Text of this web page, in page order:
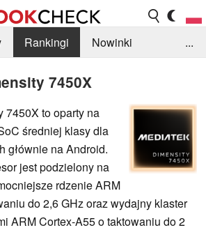
Rankingi
Nowinki
...
7450X
7450X to oparty na
średniej klasy dla
głównie na Android.
jest podzielony na
rdzenie ARM
do 2,6 GHz oraz wydajny klaster
ARM Cortex-A55 o taktowaniu do 2